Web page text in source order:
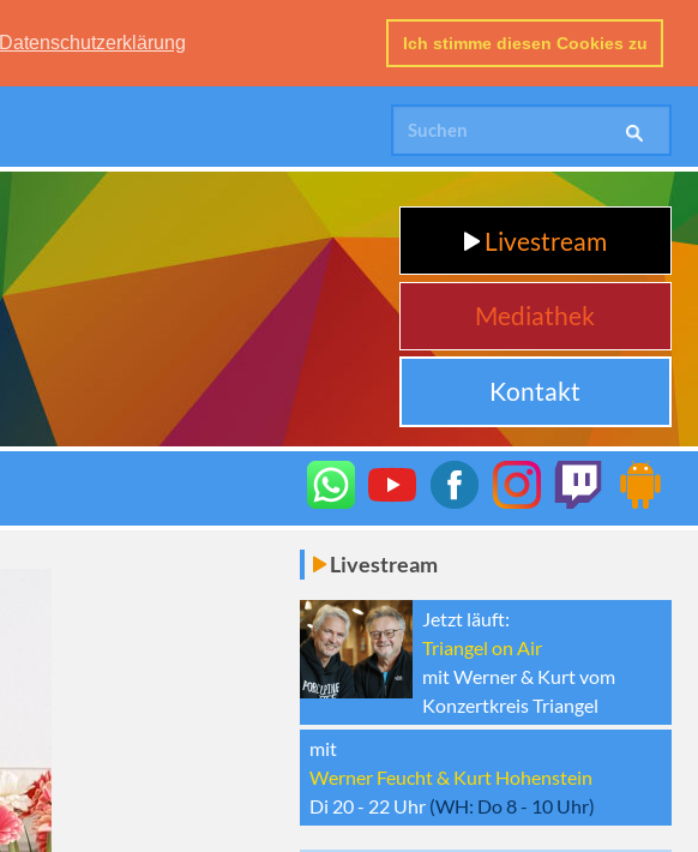
Datenschutzerklärung Ich stimme diesen Cookies zu
Livestream
Mediathek
Kontakt
Livestream
Jetzt läuft:
Triangel on Air
mit Werner & Kurt vom
Konzertkreis Triangel
mit
Werner Feucht & Kurt Hohenstein
Di 20 - 22 Uhr (WH: Do 8 - 10 Uhr)